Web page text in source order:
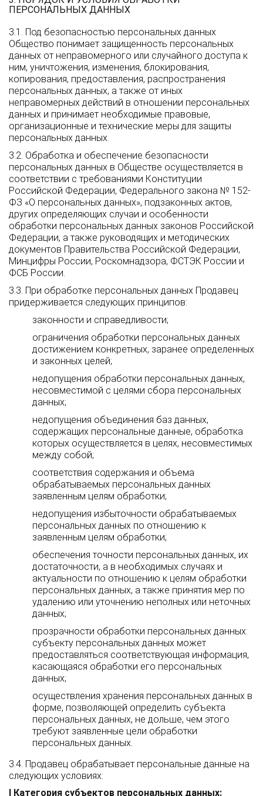
ПЕРСОНАЛЬНЫХ ДАННЫХ
3.1. Под безопасностью персональных данных
Общество понимает защищенность персональных
данных от неправомерного или случайного доступа к
ним, уничтожения, изменения, блокирования,
копирования, предоставления, распространения
персональных данных, а также от иных
неправомерных действий в отношении персональных
данных и принимает необходимые правовые,
организационные и технические меры для защиты
персональных данных.
3.2. Обработка и обеспечение безопасности
персональных данных в Обществе осуществляется в
соответствии с требованиями Конституции
Российской Федерации, Федерального закона № 152-
ФЗ «О персональных данных», подзаконных актов,
других определяющих случаи и особенности
обработки персональных данных законов Российской
Федерации, а также руководящих и методических
документов Правительства Российской Федерации,
Минцифры России, Роскомнадзора, ФСТЭК России и
ФСБ России.
3.3. При обработке персональных данных Продавец
придерживается следующих принципов:
законности и справедливости;
ограничения обработки персональных данных
достижением конкретных, заранее определенных
и законных целей;
недопущения обработки персональных данных,
несовместимой с целями сбора персональных
данных;
недопущения объединения баз данных,
содержащих персональные данные, обработка
которых осуществляется в целях, несовместимых
между собой;
соответствия содержания и объема
обрабатываемых персональных данных
заявленным целям обработки;
недопущения избыточности обрабатываемых
персональных данных по отношению к
заявленным целям обработки;
обеспечения точности персональных данных, их
достаточности, а в необходимых случаях и
актуальности по отношению к целям обработки
персональных данных, а также принятия мер по
удалению или уточнению неполных или неточных
данных;
прозрачности обработки персональных данных:
субъекту персональных данных может
предоставляться соответствующая информация,
касающаяся обработки его персональных
данных;
осуществления хранения персональных данных в
форме, позволяющей определить субъекта
персональных данных, не дольше, чем этого
требуют заявленные цели обработки
персональных данных.
3.4. Продавец обрабатывает персональные данные на
следующих условиях:
I Категория субъектов персональных данных: